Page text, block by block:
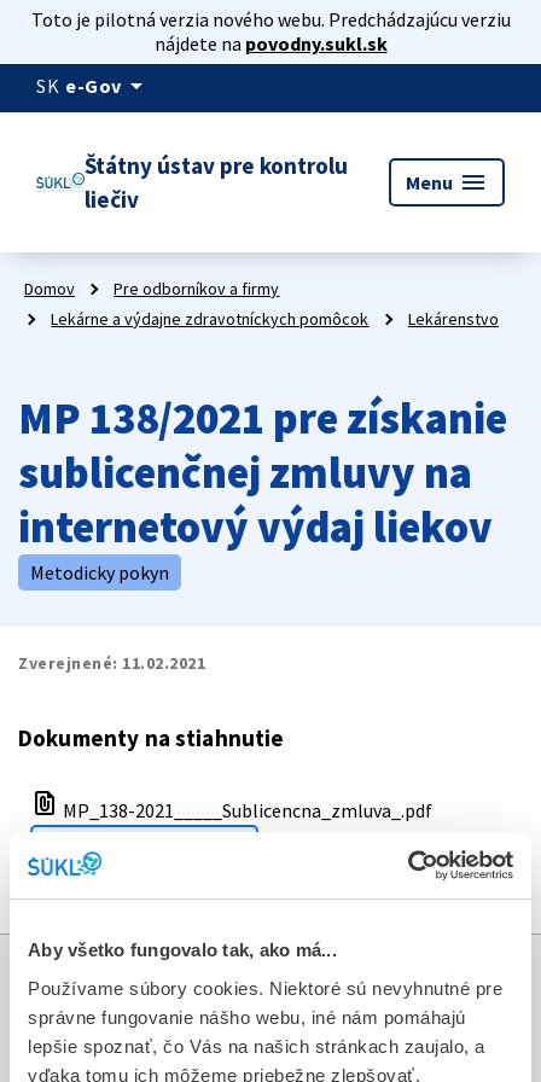
Aby všetko fungovalo tak, ako má...
Používame súbory cookies. Niektoré sú nevyhnutné pre
správne fungovanie nášho webu, iné nám pomáhajú
lepšie spoznať, čo Vás na našich stránkach zaujalo, a
vďaka tomu ich môžeme priebežne zlepšovať.
Toto je pilotná verzia nového webu. Predchádzajúcu verziu
nájdete na povodny.sukl.sk
SK e-Gov arrow_drop_down
Štátny ústav pre kontrolu
liečiv
Menu menu
Domov
Pre odborníkov a firmy
Lekárne a výdajne zdravotníckych pomôcok
Lekárenstvo
MP 138/2021 pre získanie
sublicenčnej zmluvy na
internetový výdaj liekov
Metodicky pokyn
Zverejnené: 11.02.2021
Dokumenty na stiahnutie
file_present MP_138-2021_____Sublicencna_zmluva_.pdf
Stiahnuť dokument
Informácie
Aktuality